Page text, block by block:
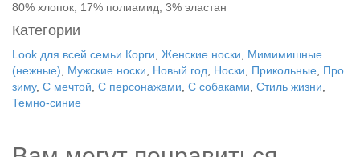
80% хлопок, 17% полиамид, 3% эластан
Категории
Look для всей семьи Корги Женские носки
Мимимишные
(нежные)
Мужские носки Новый год Носки Прикольные
Про
зиму, С мечтой С персонажами С собаками Стиль жизни
Темно-синие